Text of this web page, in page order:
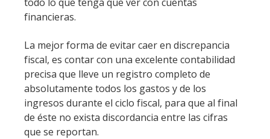
todo lo que tenga que ver con cuentas
financieras.
La mejor forma de evitar caer en discrepancia
fiscal, es contar con una excelente contabilidad
precisa que lleve un registro completo de
absolutamente todos los gastos y de los
ingresos durante el ciclo fiscal, para que al final
de éste no exista discordancia entre las cifras
que se reportan.